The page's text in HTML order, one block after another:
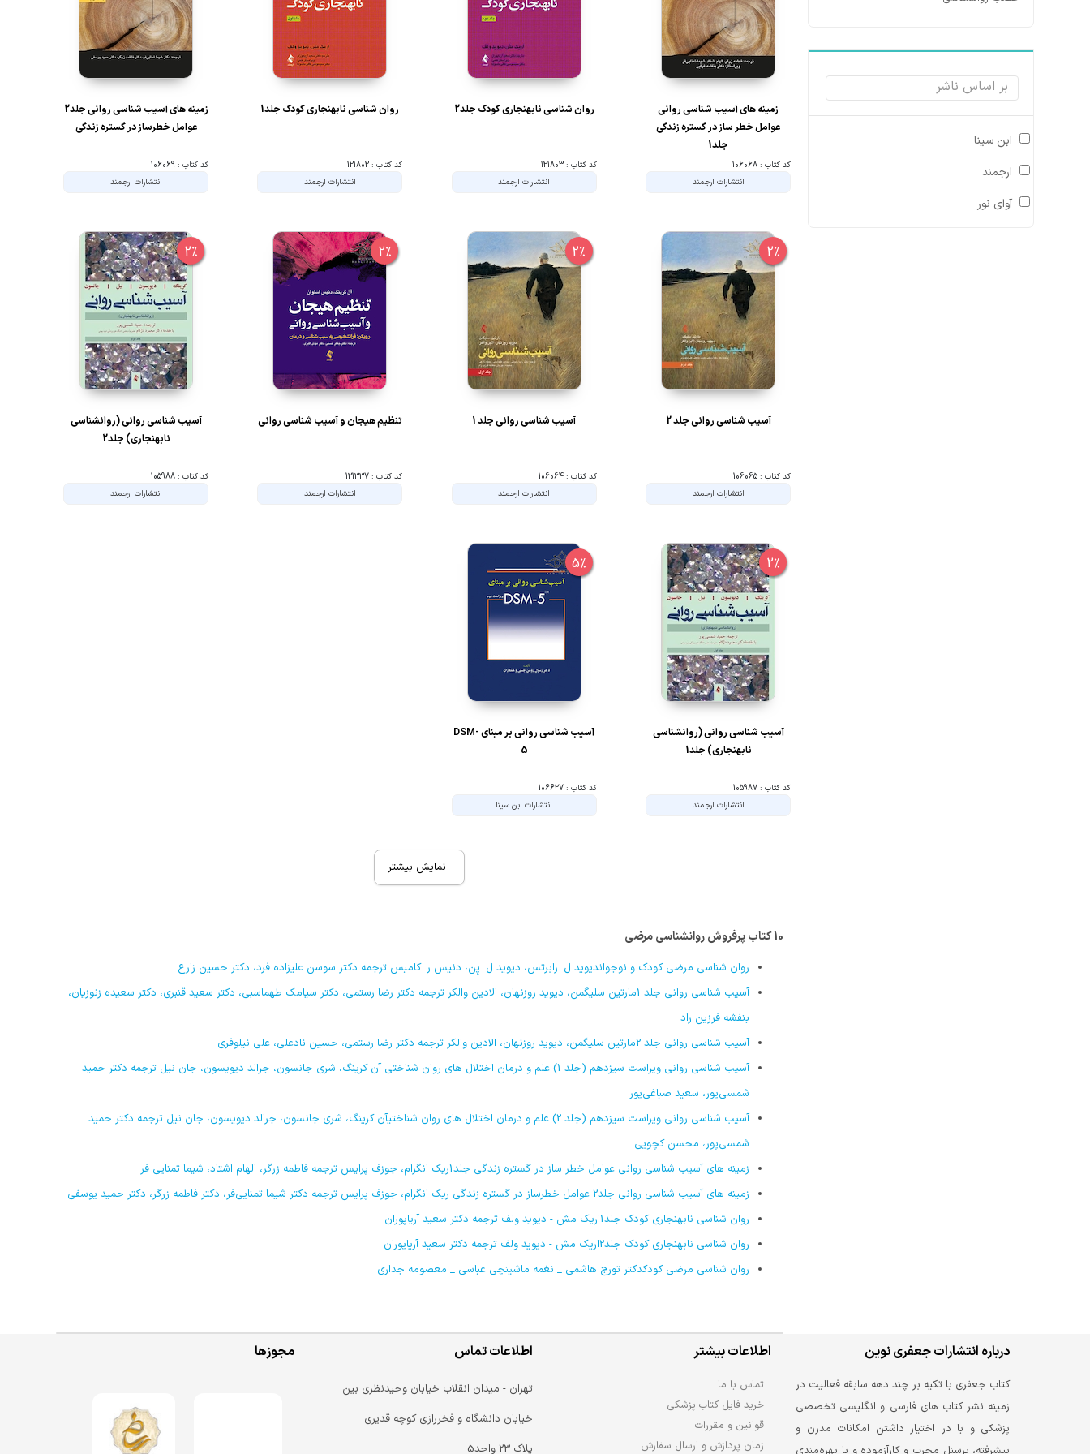
ابن سینا
ارجمند
آوای نور
زمینه های آسیب شناسی روانی
عوامل خطر ساز در گستره زندگی
جلد1
کد کتاب : 106068
انتشارات ارجمند
روان شناسی نابهنجاری کودک جلد2
کد کتاب : 121803
انتشارات ارجمند
روان شناسی نابهنجاری کودک جلد1
کد کتاب : 121802
انتشارات ارجمند
زمینه های آسیب شناسی روانی جلد2
عوامل خطرساز در گستره زندگی
کد کتاب : 106069
انتشارات ارجمند
2%
آسیب شناسی روانی جلد 2
کد کتاب : 106065
انتشارات ارجمند
2%
آسیب شناسی روانی جلد 1
کد کتاب : 106064
انتشارات ارجمند
2%
تنظیم هیجان و آسیب شناسی روانی
کد کتاب : 121337
انتشارات ارجمند
2%
آسیب شناسی روانی (روانشناسی
نابهنجاری) جلد2
کد کتاب : 105988
انتشارات ارجمند
2%
آسیب شناسی روانی (روانشناسی
نابهنجاری) جلد1
کد کتاب : 105987
انتشارات ارجمند
5%
آسیب شناسی روانی بر مبنای DSM-
5
کد کتاب : 106627
انتشارات ابن سینا
نمایش بیشتر
10 کتاب پرفروش روانشناسی مرضی
روان شناسی مرضی کودک و نوجواندیوید ل. رابرتس، دیوید ل. پِن، دنیس ر. کامبس ترجمه دکتر سوسن علیزاده فرد، دکتر حسین زارع
آسیب شناسی روانی جلد 1مارتین سلیگمن، دیوید روزنهان، الادین والکر ترجمه دکتر رضا رستمی، دکتر سیامک طهماسبی، دکتر سعید قنبری، دکتر سعیده زنوزیان،
بنفشه فرزین راد
آسیب شناسی روانی جلد 2مارتین سلیگمن، دیوید روزنهان، الادین والکر ترجمه دکتر رضا رستمی، حسین نادعلی، علی نیلوفری
آسیب شناسی روانی ویراست سیزدهم (جلد 1) علم و درمان اختلال های روان شناختی آن کرینگ، شری جانسون، جرالد دیویسون، جان نیل ترجمه دکتر حمید
شمسی‌پور، سعید صباغی‌پور
آسیب شناسی روانی ویراست سیزدهم (جلد 2) علم و درمان اختلال های روان شناختیآن کرینگ، شری جانسون، جرالد دیویسون، جان نیل ترجمه دکتر حمید
شمسی‌پور، محسن کچویی
زمینه های آسیب شناسی روانی عوامل خطر ساز در گستره زندگی جلد1ریک انگرام، جوزف پرایس ترجمه فاطمه زرگر، الهام اشتاد، شیما تمنایی فر
زمینه های آسیب شناسی روانی جلد2 عوامل خطرساز در گستره زندگی ریک انگرام، جوزف پرایس ترجمه دکتر شیما تمنایی‌فر، دکتر فاطمه زرگر، دکتر حمید یوسفی
روان شناسی نابهنجاری کودک جلد1اریک مش - دیوید ولف ترجمه دکتر سعید آریاپوران
روان شناسی نابهنجاری کودک جلد2اریک مش - دیوید ولف ترجمه دکتر سعید آریاپوران
روان شناسی مرضی کودکدکتر تورج هاشمی _ نغمه ماشینچی عباسی _ معصومه جداری
درباره انتشارات جعفری نوین
کتاب جعفری با تکیه بر چند دهه سابقه فعالیت در
زمینه نشر کتاب های فارسی و انگلیسی تخصصی
پزشکی و با در اختیار داشتن امکانات مدرن و
پیشرفته، پرسنل مجرب و کارآزموده و با بهره‌مندی
اطلاعات بیشتر
تماس با ما
خرید فایل کتاب پزشکی
قوانین و مقررات
زمان پردازش و ارسال سفارش
اطلاعات تماس
تهران - میدان انقلاب خیابان وحیدنظری بین
خیابان دانشگاه و فخررازی کوچه قدیری
پلاک 23 واحد5
مجوزها